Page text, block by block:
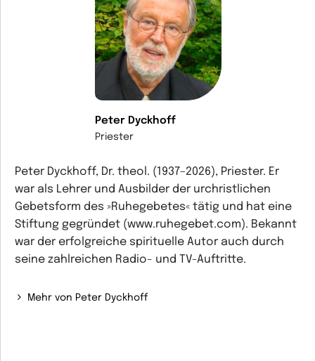
Peter Dyckhoff
Priester
Peter Dyckhoff, Dr. theol. (1937–2026), Priester. Er
war als Lehrer und Ausbilder der urchristlichen
Gebetsform des »Ruhegebetes« tätig und hat eine
Stiftung gegründet (www.ruhegebet.com). Bekannt
war der erfolgreiche spirituelle Autor auch durch
seine zahlreichen Radio- und TV-Auftritte.
Mehr von Peter Dyckhoff